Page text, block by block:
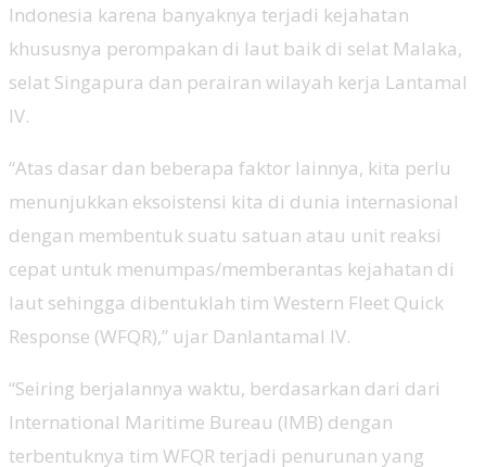
Indonesia karena banyaknya terjadi kejahatan
khususnya perompakan di laut baik di selat Malaka,
selat Singapura dan perairan wilayah kerja Lantamal
IV.
“Atas dasar dan beberapa faktor lainnya, kita perlu
menunjukkan eksoistensi kita di dunia internasional
dengan membentuk suatu satuan atau unit reaksi
cepat untuk menumpas/memberantas kejahatan di
laut sehingga dibentuklah tim Western Fleet Quick
Response (WFQR),” ujar Danlantamal IV.
“Seiring berjalannya waktu, berdasarkan dari dari
International Maritime Bureau (IMB) dengan
terbentuknya tim WFQR terjadi penurunan yang